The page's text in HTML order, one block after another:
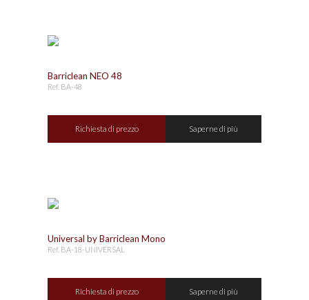
Barriclean NEO 48
Ref. BA-48
Richiesta di prezzo Saperne di più
Universal by Barriclean Mono
Ref. BA-18-UNIVERSAL
Richiesta di prezzo Saperne di più